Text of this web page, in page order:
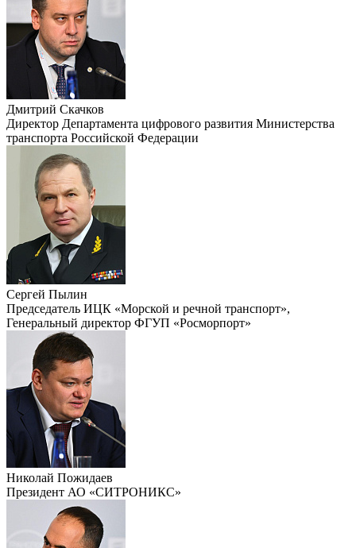
Дмитрий Скачков
Директор Департамента цифрового развития Министерства
транспорта Российской Федерации
Сергей Пылин
Председатель ИЦК «Морской и речной транспорт»,
Генеральный директор ФГУП «Росморпорт»
Николай Пожидаев
Президент АО «СИТРОНИКС»